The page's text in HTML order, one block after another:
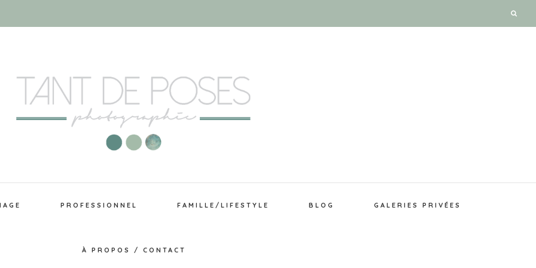
PROFESSIONNEL FAMILLE/LIFESTYLE BLOG GALERIES PRIVÉES
À PROPOS / CONTACT